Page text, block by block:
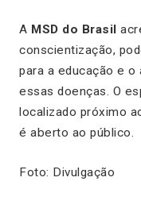
A MSD do Brasil
conscientização,
para a educação e
essas doenças. O
localizado próximo
é aberto ao público.
Foto: Divulgação